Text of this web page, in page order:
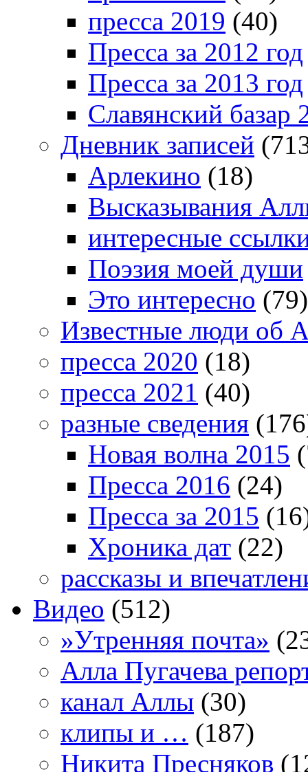
пресса 2019 (40)
Пресса за 2012 год
Пресса за 2013 год
Славянский базар
Дневник записей
Арлекино (18)
Высказывания
интересные
Поэзия моей души
Это интересно (79)
Известные люди об
пресса 2020 (18)
пресса 2021 (40)
разные сведения
Новая волна 2015
Пресса 2016 (24)
Пресса за 2015
Хроника дат (22)
рассказы и
Видео (512)
»Утренняя почта»
Алла Пугачева
канал Аллы (30)
клипы и … (187)
Никита Пресняков